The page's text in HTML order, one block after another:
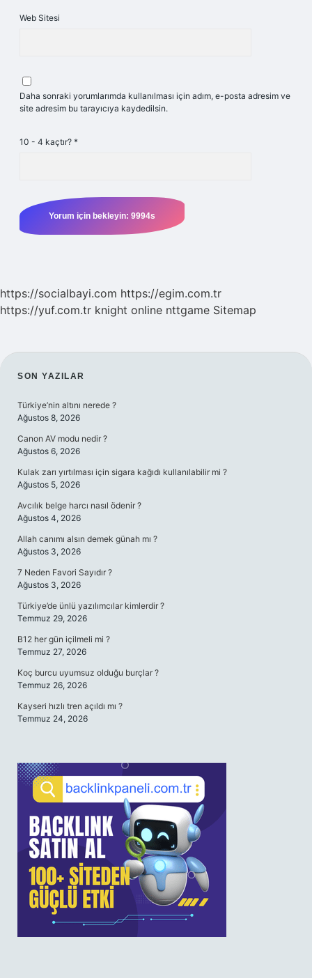
Web Sitesi
Daha sonraki yorumlarımda kullanılması için adım, e-posta adresim ve
site adresim bu tarayıcıya kaydedilsin.
10 - 4 kaçtır? *
https://socialbayi.com https://egim.com.tr
https://yuf.com.tr knight online nttgame Sitemap
SIDEBAR
SON YAZILAR
Türkiye’nin altını nerede ?
Ağustos 8, 2026
Canon AV modu nedir ?
Ağustos 6, 2026
Kulak zarı yırtılması için sigara kağıdı kullanılabilir mi ?
Ağustos 5, 2026
Avcılık belge harcı nasıl ödenir ?
Ağustos 4, 2026
Allah canımı alsın demek günah mı ?
Ağustos 3, 2026
7 Neden Favori Sayıdır ?
Ağustos 3, 2026
Türkiye’de ünlü yazılımcılar kimlerdir ?
Temmuz 29, 2026
B12 her gün içilmeli mi ?
Temmuz 27, 2026
Koç burcu uyumsuz olduğu burçlar ?
Temmuz 26, 2026
Kayseri hızlı tren açıldı mı ?
Temmuz 24, 2026